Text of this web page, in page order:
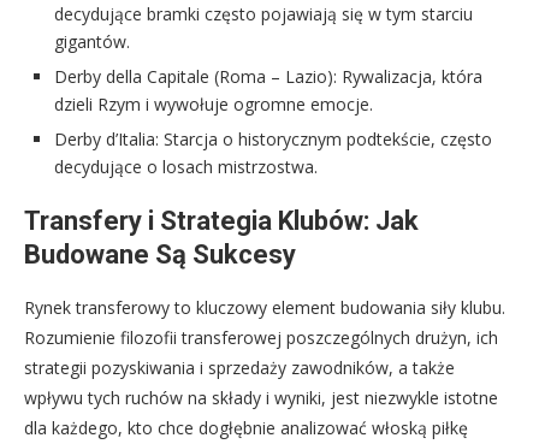
decydujące bramki często pojawiają się w tym starciu
gigantów.
Derby della Capitale (Roma – Lazio): Rywalizacja, która
dzieli Rzym i wywołuje ogromne emocje.
Derby d’Italia: Starcja o historycznym podtekście, często
decydujące o losach mistrzostwa.
Transfery i Strategia Klubów: Jak
Budowane Są Sukcesy
Rynek transferowy to kluczowy element budowania siły klubu.
Rozumienie filozofii transferowej poszczególnych drużyn, ich
strategii pozyskiwania i sprzedaży zawodników, a także
wpływu tych ruchów na składy i wyniki, jest niezwykle istotne
dla każdego, kto chce dogłębnie analizować włoską piłkę